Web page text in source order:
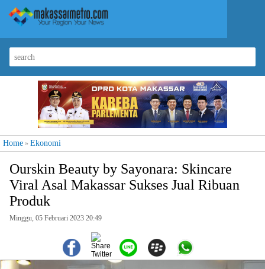
Home » Ekonomi
Ourskin Beauty by Sayonara: Skincare
Viral Asal Makassar Sukses Jual Ribuan
Produk
Minggu, 05 Februari 2023 20:49